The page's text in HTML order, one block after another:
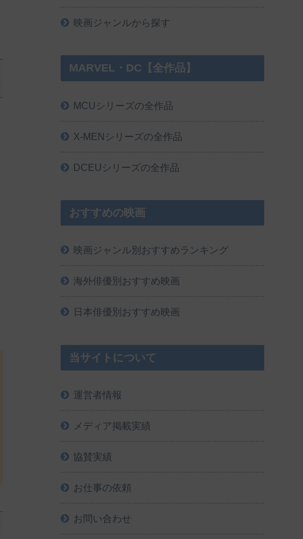
映画ジャンルから探す
MARVEL・DC【全作品】
MCUシリーズの全作品
X-MENシリーズの全作品
DCEUシリーズの全作品
おすすめの映画
映画ジャンル別おすすめランキング
海外俳優別おすすめ映画
日本俳優別おすすめ映画
当サイトについて
運営者情報
メディア掲載実績
協賛実績
お仕事の依頼
お問い合わせ